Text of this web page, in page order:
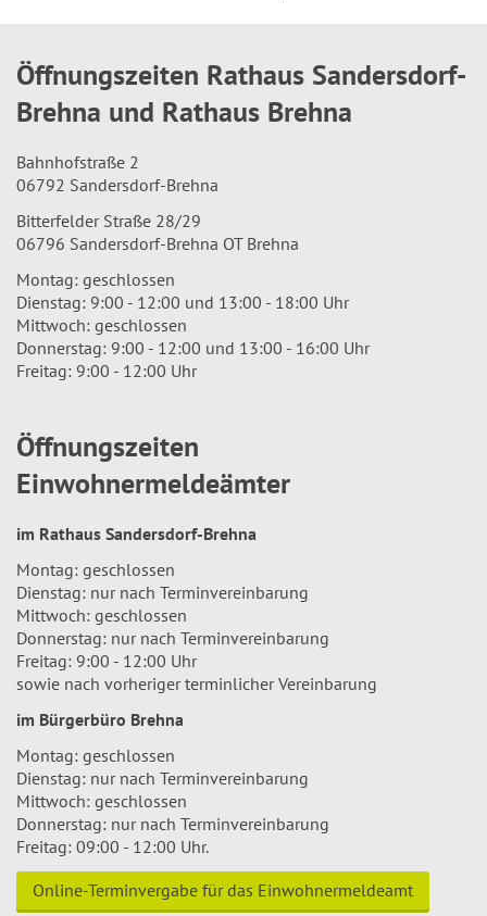
Öffnungszeiten Rathaus Sandersdorf-
Brehna und Rathaus Brehna
Bahnhofstraße 2
06792 Sandersdorf-Brehna
Bitterfelder Straße 28/29
06796 Sandersdorf-Brehna OT Brehna
Montag: geschlossen
Dienstag: 9:00 - 12:00 und 13:00 - 18:00 Uhr
Mittwoch: geschlossen
Donnerstag: 9:00 - 12:00 und 13:00 - 16:00 Uhr
Freitag: 9:00 - 12:00 Uhr
Öffnungszeiten
Einwohnermeldeämter
im Rathaus Sandersdorf-Brehna
Montag: geschlossen
Dienstag: nur nach Terminvereinbarung
Mittwoch: geschlossen
Donnerstag: nur nach Terminvereinbarung
Freitag: 9:00 - 12:00 Uhr
sowie nach vorheriger terminlicher Vereinbarung
im Bürgerbüro Brehna
Montag: geschlossen
Dienstag: nur nach Terminvereinbarung
Mittwoch: geschlossen
Donnerstag: nur nach Terminvereinbarung
Freitag: 09:00 - 12:00 Uhr.
Online-Terminvergabe für das Einwohnermeldeamt